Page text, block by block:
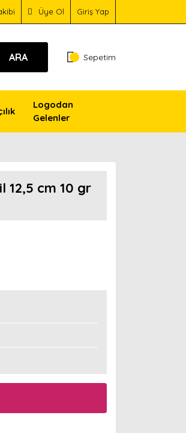
Üye Ol Giriş Yap
ARA Sepetim
Logodan
Gelenler
12,5 cm 10 gr